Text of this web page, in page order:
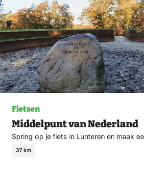
Fietsen
Middelpunt van Nederland
Spring op je fiets in Lunteren en maak
37 km